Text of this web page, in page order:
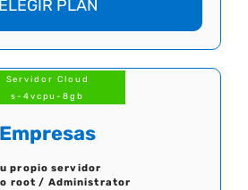
ELEGIR PLAN
Servidor Cloud
s-4vcpu-8gb
Empresas
propio servidor
root / Administrator